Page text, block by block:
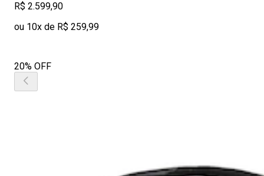
R$ 2.599,90
ou 10x de R$ 259,99
20% OFF